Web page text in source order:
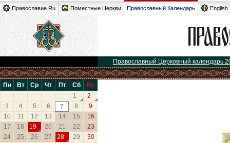
Православие.Ru Поместные Церкви Православный Календарь English
Православный Церковный календарь
Пн Вт Ср Чт Пт Сб
Вс
1
2
3
4 5 6 7 8
9
10
11 12 13 14 15
16
17
18 19 20 21 22
23
24
25 26 27 28 29
30